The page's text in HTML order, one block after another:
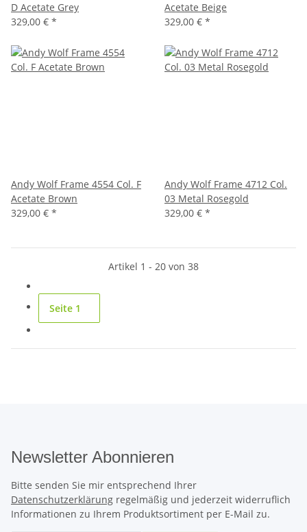
D Acetate Grey
329,00 € *
Acetate Beige
329,00 € *
Andy Wolf Frame 4554 Col. F
Acetate Brown
329,00 € *
Andy Wolf Frame 4712 Col.
03 Metal Rosegold
329,00 € *
Artikel 1 - 20 von 38
Seite 1
Newsletter Abonnieren
Bitte senden Sie mir entsprechend Ihrer
Datenschutzerklärung regelmäßig und jederzeit widerruflich
Informationen zu Ihrem Produktsortiment per E-Mail zu.